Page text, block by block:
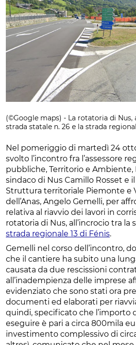
(©Google maps) - La rotatoria di Nus,
strada statale n. 26 e la strada
Nel pomeriggio di martedì 24
svolto l’incontro fra l’assessore
pubbliche, Territorio e Ambiente,
sindaco di Nus Camillo Rosset e
Struttura territoriale Piemonte e
dell’Anas, Angelo Gemelli, per
relativa al riavvio dei lavori in
rotatoria di Nus, all’incrocio tra la
strada regionale 13 di Fénis.
Gemelli nel corso dell’incontro,
che il cantiere ha subito una
causata da due rescissioni
all’inadempienza delle imprese
evidenziato che sono stati ora
documenti ed elaborati per
quindi, specificato che l’importo
eseguire è pari a circa 800mila
investimento complessivo di